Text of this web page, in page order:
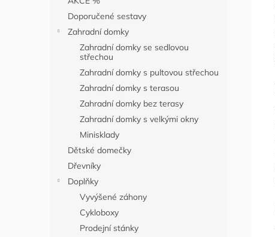
Doporučené sestavy
Zahradní domky
Zahradní domky se sedlovou
střechou
Zahradní domky s pultovou střechou
Zahradní domky s terasou
Zahradní domky bez terasy
Zahradní domky s velkými okny
Minisklady
Dětské domečky
Dřevníky
Doplňky
Vyvýšené záhony
Cykloboxy
Prodejní stánky